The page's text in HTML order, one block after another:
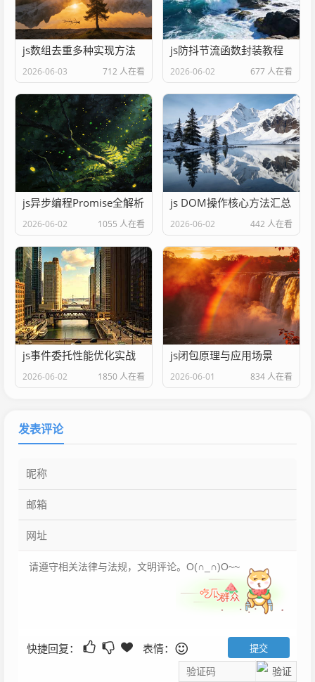
js数组去重多种实现方法
2026-06-03 712 人在看
js防抖节流函数封装教程
2026-06-02 677 人在看
js异步编程Promise全解析
2026-06-02 1055 人在看
js DOM操作核心方法汇总
2026-06-02 442 人在看
js事件委托性能优化实战
2026-06-02 1850 人在看
js闭包原理与应用场景
2026-06-01 834 人在看
发表评论
快捷回复： 表情：